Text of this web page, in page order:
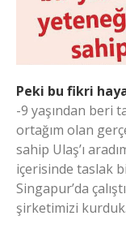
Peki bu fikri
-9 yaşından beri
ortağım olan
sahip Ulaş’ı
içerisinde taslak
Singapur’da
şirketimizi kurduk.